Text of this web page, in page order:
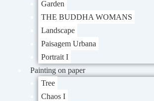
Garden
THE BUDDHA WOMANS
Landscape
Paisagem Urbana
Portrait I
Painting on paper
Tree
Chaos I